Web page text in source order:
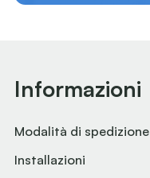
Informazioni
Modalità di spedizione
Installazioni